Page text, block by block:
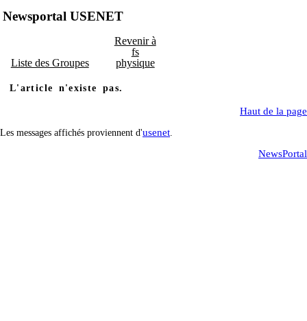
Newsportal USENET
Liste des Groupes
Revenir à
fs
physique
L'article n'existe pas.
Haut de la page
Les messages affichés proviennent d'usenet
NewsPortal